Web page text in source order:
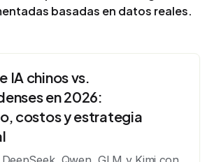
basadas en datos reales.
IA chinos vs.
en 2026:
costos y estrategia